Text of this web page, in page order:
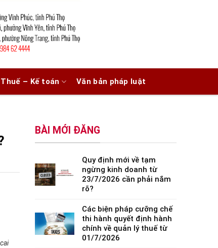
Thuế – Kế toán Văn bản pháp luật
BÀI MỚI ĐĂNG
Quy định mới về tạm
ngừng kinh doanh từ
23/7/2026 cần phải nắm
rõ?
Các biện pháp cưỡng chế
thi hành quyết định hành
chính về quản lý thuế từ
01/7/2026